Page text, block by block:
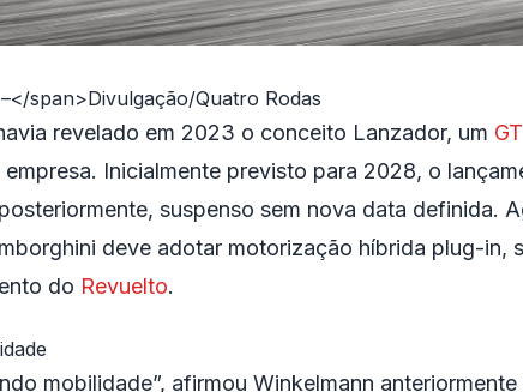
span>Divulgação/Quatro Rodas
revelado em 2023 o conceito Lanzador, um GT
Inicialmente previsto para 2028, o
suspenso sem nova data definida.
deve adotar motorização híbrida plug-in,
do Revuelto.
mobilidade”, afirmou Winkelmann